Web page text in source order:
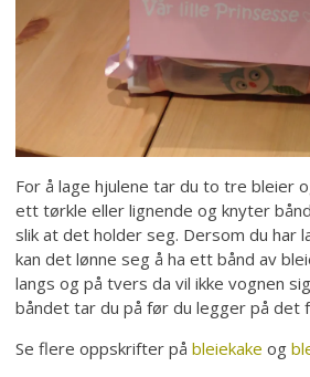
For å lage hjulene tar du to tre bleier
ett tørkle eller lignende og knyter
slik at det holder seg. Dersom du har
kan det lønne seg å ha ett bånd av
langs og på tvers da vil ikke vognen
båndet tar du på før du legger på det
Se flere oppskrifter påbleiekake og